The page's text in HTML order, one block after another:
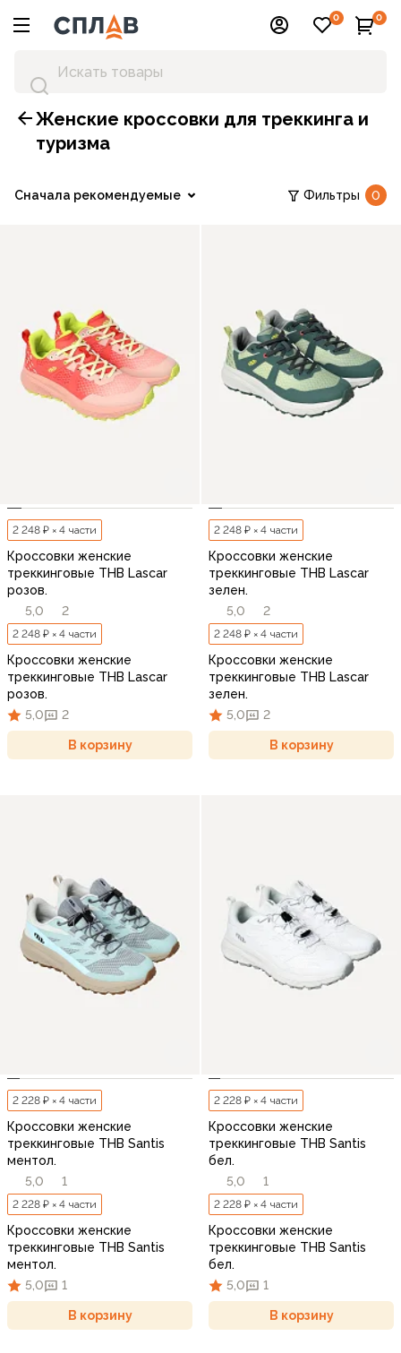
0 0
Женские кроссовки для треккинга и
туризма
Сначала рекомендуемые Фильтры 0
2 248 ₽ × 4 части
Кроссовки женские
треккинговые THB Lascar
розов.
5,0
2
2 248 ₽ × 4 части
Кроссовки женские
треккинговые THB Lascar
розов.
5,0
2
В корзину
2 248 ₽ × 4 части
Кроссовки женские
треккинговые THB Lascar
зелен.
5,0
2
2 248 ₽ × 4 части
Кроссовки женские
треккинговые THB Lascar
зелен.
5,0
2
В корзину
2 228 ₽ × 4 части
Кроссовки женские
треккинговые THB Santis
ментол.
5,0
1
2 228 ₽ × 4 части
Кроссовки женские
треккинговые THB Santis
ментол.
5,0
1
В корзину
2 228 ₽ × 4 части
Кроссовки женские
треккинговые THB Santis
бел.
5,0
1
2 228 ₽ × 4 части
Кроссовки женские
треккинговые THB Santis
бел.
5,0
1
В корзину